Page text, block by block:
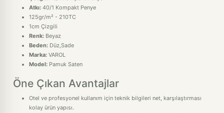
Atkı: 40/1 Kompakt Penye
125gr/m² - 210TC
1cm Çizgili
Renk: Beyaz
Beden: Düz,Sade
Marka: VAROL
Model: Pamuk Saten
Öne Çıkan Avantajlar
Otel ve profesyonel kullanım için teknik bilgileri net, karşılaştırması
kolay ürün yapısı.